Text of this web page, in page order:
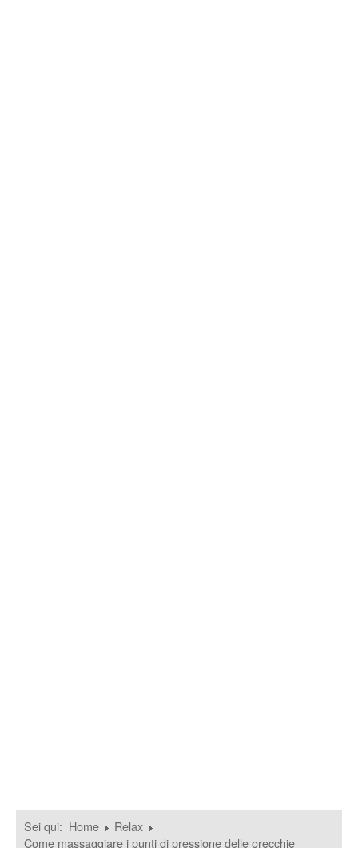
Sei qui: Home
Relax
Come massaggiare i punti di pressione delle orecchie